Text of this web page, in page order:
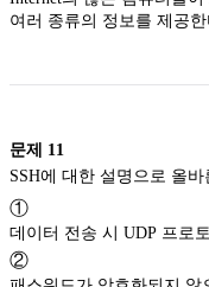
여러 종류의 정보를 제공한
문제 11
①
데이터 전송 시 UDP 프로
②